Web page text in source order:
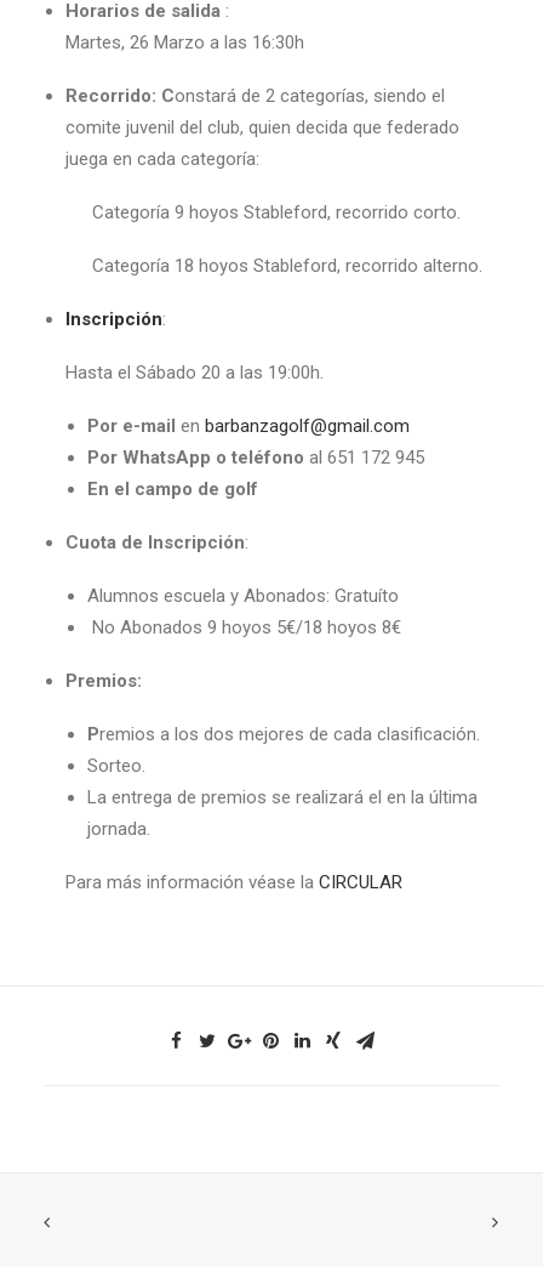
Horarios de salida :
Martes, 26 Marzo a las 16:30h
Recorrido: Constará de 2 categorías, siendo el
comite juvenil del club, quien decida que federado
juega en cada categoría:
Categoría 9 hoyos Stableford, recorrido corto.
Categoría 18 hoyos Stableford, recorrido alterno.
Inscripción:
Hasta el Sábado 20 a las 19:00h.
Por e-mail en barbanzagolf@gmail.com
Por WhatsApp o teléfono al 651 172 945
En el campo de golf
Cuota de Inscripción:
Alumnos escuela y Abonados: Gratuíto
No Abonados 9 hoyos 5€/18 hoyos 8€
Premios:
Premios a los dos mejores de cada clasificación.
Sorteo.
La entrega de premios se realizará el en la última
jornada.
Para más información véase la CIRCULAR